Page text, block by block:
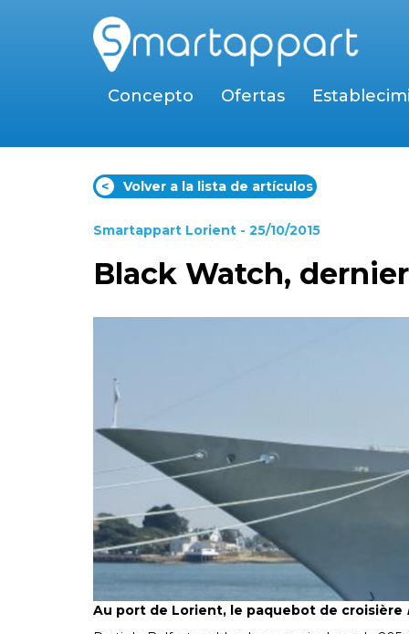
Concepto Ofertas
< Volver a la lista de artículos
Smartappart Lorient - 25/10/2015
Black Watch,
Au port de Lorient, le paquebot de croisière